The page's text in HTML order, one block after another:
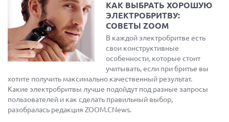
КАК ВЫБРАТЬ ХОРОШУЮ
ЭЛЕКТРОБРИТВУ:
СОВЕТЫ ZOOM
В каждой электробритве есть
свои конструктивные
особенности, которые стоит
учитывать, если при бритье вы
хотите получить максимально качественный результат.
Какие электробритвы лучше подойдут под разные запросы
пользователей и как сделать правильный выбор,
разобралась редакция ZOOM.CNews.